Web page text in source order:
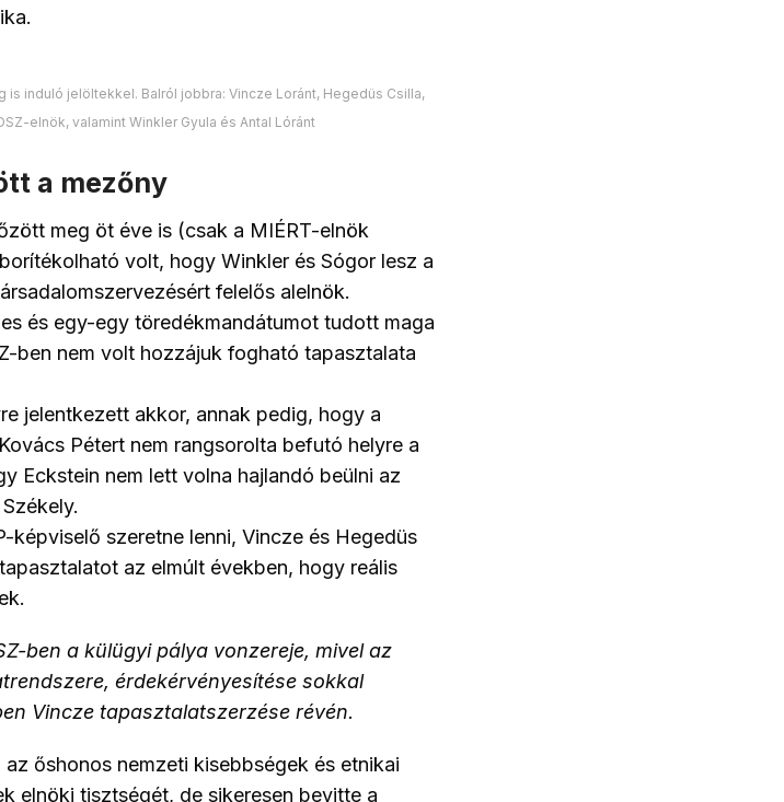
is induló jelöltekkel. Balról jobbra: Vincze Loránt, Hegedüs Csilla,
elnök, valamint Winkler Gyula és Antal Lóránt
a mezőny
meg öt éve is (csak a MIÉRT-elnök
volt, hogy Winkler és Sógor lesz a
felelős alelnök.
és egy-egy töredékmandátumot tudott maga
ben nem volt hozzájuk fogható tapasztalata
jelentkezett akkor, annak pedig, hogy a
Pétert nem rangsorolta befutó helyre a
Eckstein nem lett volna hajlandó beülni az
képviselő szeretne lenni, Vincze és Hegedüs
az elmúlt években, hogy reális
ben a külügyi pálya vonzereje, mivel az
érdekérvényesítése sokkal
Vincze tapasztalatszerzése révén.
őshonos nemzeti kisebbségek és etnikai
elnöki tisztségét, de sikeresen bevitte a